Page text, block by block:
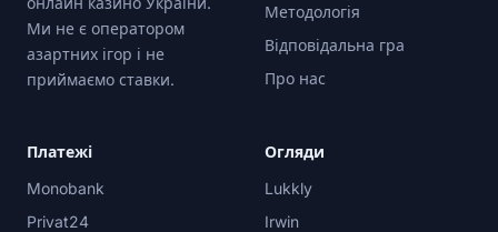
Ми не є оператором
азартних ігор і не
приймаємо ставки.
Методологія
Відповідальна гра
Про нас
Платежі
Monobank
Privat24
Огляди
Lukkly
Irwin